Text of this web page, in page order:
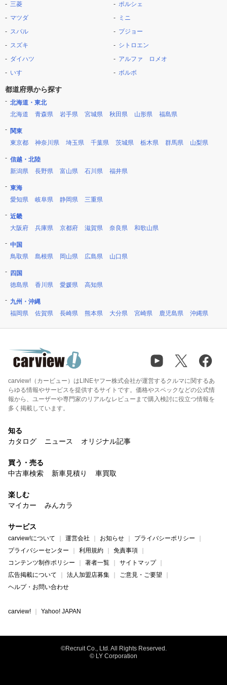
三菱
マツダ
スバル
スズキ
ダイハツ
いすゞ
ポルシェ
ミニ
プジョー
シトロエン
アルファ ロメオ
ボルボ
都道府県から探す
北海道・東北
北海道
青森県 岩手県 宮城県 秋田県 山形県 福島県
関東
東京都
神奈川県 埼玉県 千葉県 茨城県 栃木県 群馬県 山梨県
信越・北陸
新潟県
長野県 富山県 石川県 福井県
東海
愛知県
岐阜県 静岡県 三重県
近畿
大阪府
兵庫県 京都府 滋賀県 奈良県 和歌山県
中国
鳥取県
島根県 岡山県 広島県 山口県
四国
徳島県
香川県 愛媛県 高知県
九州・沖縄
福岡県
佐賀県 長崎県 熊本県 大分県 宮崎県 鹿児島県 沖縄県
carview!（カービュー）はLINEヤフー株式会社が運営するクルマに関するあ
らゆる情報やサービスを提供するサイトです。価格やスペックなどの公式情
報から、ユーザーや専門家のリアルなレビューまで購入検討に役立つ情報を
多く掲載しています。
知る
カタログ
ニュース オリジナル記事
買う・売る
中古車検索
新車見積り 車買取
楽しむ
マイカー
みんカラ
サービス
carview!について 運営会社 お知らせ
プライバシーポリシー
プライバシーセンター
利用規約
免責事項
コンテンツ制作ポリシー
著者一覧
サイトマップ
広告掲載について
法人加盟店募集
ご意見・ご要望
ヘルプ・お問い合わせ
carview! Yahoo! JAPAN
©Recruit Co., Ltd. All Rights Reserved.
© LY Corporation